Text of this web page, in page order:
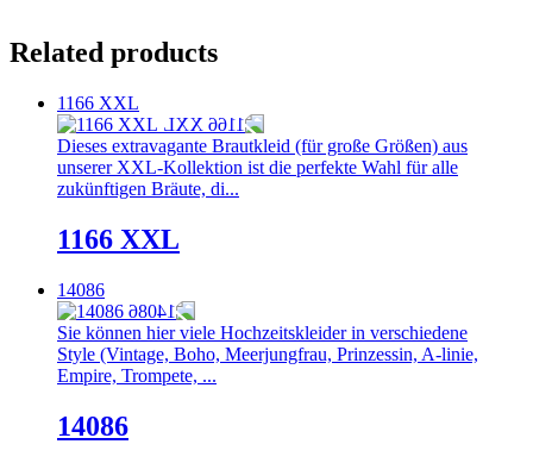
Related products
1166 XXL
Dieses extravagante Brautkleid (für große Größen) aus
unserer XXL-Kollektion ist die perfekte Wahl für alle
zukünftigen Bräute, di...
1166 XXL
14086
Sie können hier viele Hochzeitskleider in verschiedene
Style (Vintage, Boho, Meerjungfrau, Prinzessin, A-linie,
Empire, Trompete, ...
14086